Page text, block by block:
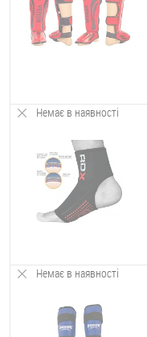
Немає в наявності
Немає в наявності